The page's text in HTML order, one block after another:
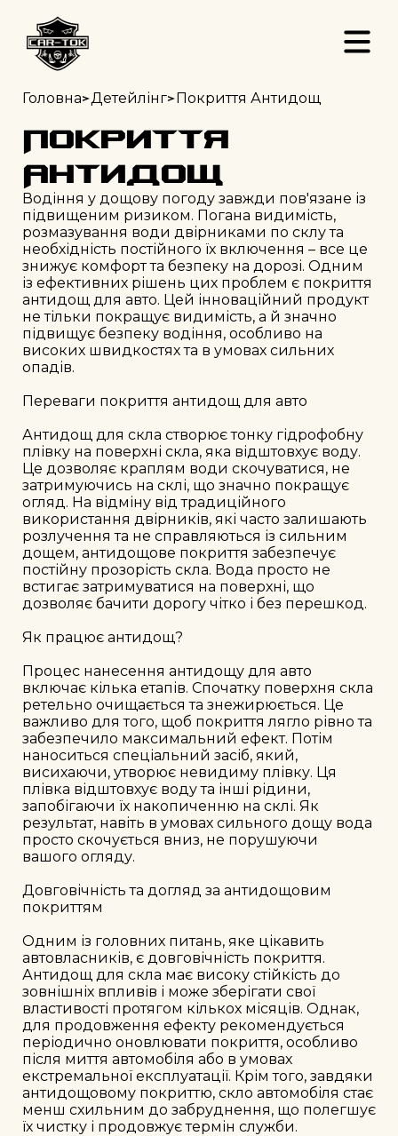
Головна>Детейлінг>Покриття Антидощ
Покриття
Антидощ
Водіння у дощову погоду завжди пов'язане із
підвищеним ризиком. Погана видимість,
розмазування води двірниками по склу та
необхідність постійного їх включення – все це
знижує комфорт та безпеку на дорозі. Одним
із ефективних рішень цих проблем є покриття
антидощ для авто. Цей інноваційний продукт
не тільки покращує видимість, а й значно
підвищує безпеку водіння, особливо на
високих швидкостях та в умовах сильних
опадів.
Переваги покриття антидощ для авто
Антидощ для скла створює тонку гідрофобну
плівку на поверхні скла, яка відштовхує воду.
Це дозволяє краплям води скочуватися, не
затримуючись на склі, що значно покращує
огляд. На відміну від традиційного
використання двірників, які часто залишають
розлучення та не справляються із сильним
дощем, антидощове покриття забезпечує
постійну прозорість скла. Вода просто не
встигає затримуватися на поверхні, що
дозволяє бачити дорогу чітко і без перешкод.
Як працює антидощ?
Процес нанесення антидощу для авто
включає кілька етапів. Спочатку поверхня скла
ретельно очищається та знежирюється. Це
важливо для того, щоб покриття лягло рівно та
забезпечило максимальний ефект. Потім
наноситься спеціальний засіб, який,
висихаючи, утворює невидиму плівку. Ця
плівка відштовхує воду та інші рідини,
запобігаючи їх накопиченню на склі. Як
результат, навіть в умовах сильного дощу вода
просто скочується вниз, не порушуючи
вашого огляду.
Довговічність та догляд за антидощовим
покриттям
Одним із головних питань, яке цікавить
автовласників, є довговічність покриття.
Антидощ для скла має високу стійкість до
зовнішніх впливів і може зберігати свої
властивості протягом кількох місяців. Однак,
для продовження ефекту рекомендується
періодично оновлювати покриття, особливо
після миття автомобіля або в умовах
екстремальної експлуатації. Крім того, завдяки
антидощовому покриттю, скло автомобіля стає
менш схильним до забруднення, що полегшує
їх чистку і продовжує термін служби.